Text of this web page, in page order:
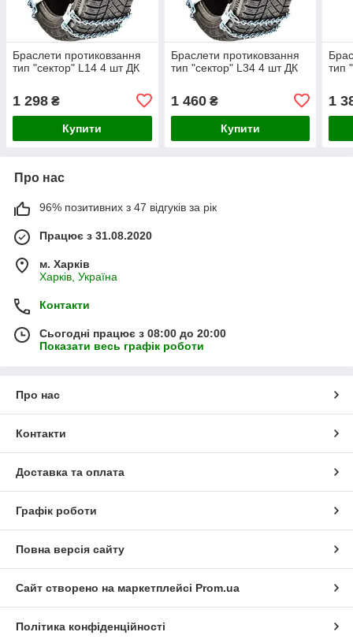
Браслети протиковзання
тип "сектор" L14 4 шт ДК
1 298 ₴
Купити
Браслети протиковзання
тип "сектор" L34 4 шт ДК
1 460₴
Купити
тип
1
Про нас
96% позитивних з 47 відгуків за рік
Працює з 31.08.2020
м. Харків
Харків, Україна
Контакти
Сьогодні працює з 08:00 до 20:00
Показати весь графік роботи
Про нас
Контакти
Доставка та оплата
Графік роботи
Повна версія сайту
Сайт створено на маркетплейсі Prom.ua
Політика конфіденційності